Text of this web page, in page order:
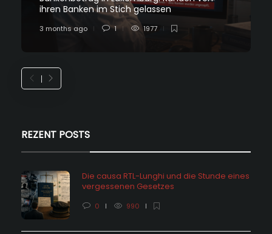
ihren Banken im Stich gelassen
3 months ago 1 1977
REZENT POSTS
Die causa RTL-Lunghi und die Stunde eines
vergessenen Gesetzes
0 990